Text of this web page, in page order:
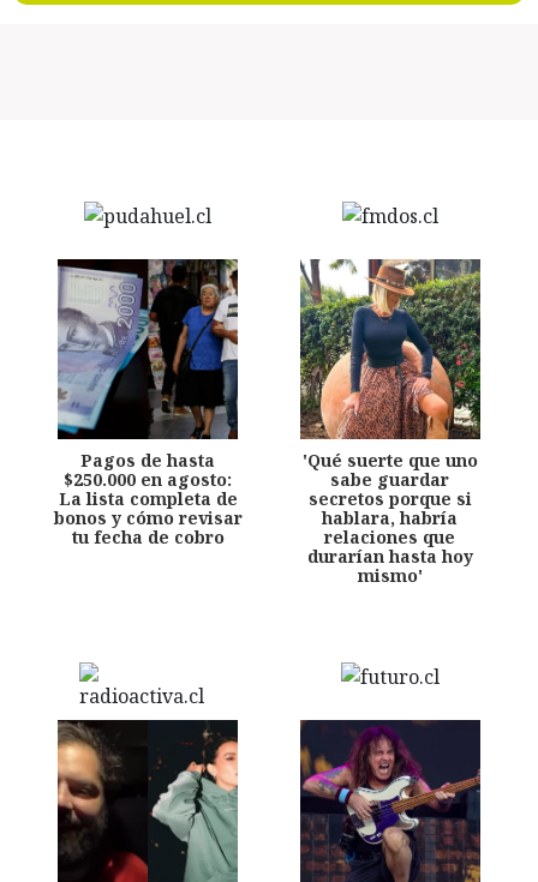
Pagos de hasta
$250.000 en agosto:
La lista completa de
bonos y cómo revisar
tu fecha de cobro
'Qué suerte que uno
sabe guardar
secretos porque si
hablara, habría
relaciones que
durarían hasta hoy
mismo'